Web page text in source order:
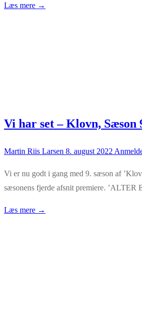
Læs mere →
Vi har set – Klovn, Sæson
Martin Riis Larsen 8. august 2022
Vi er nu godt i gang med 9. sæson af
sæsonens fjerde afsnit premiere. ’ALTER
Læs mere →